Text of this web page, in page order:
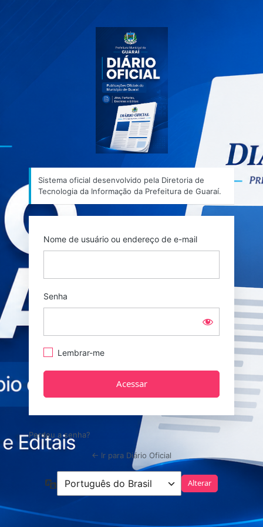
Sistema oficial desenvolvido pela Diretoria de
Tecnologia da Informação da Prefeitura de Guaraí.
Nome de usuário ou endereço de e-mail
Senha
Lembrar-me
Perdeu a senha?
← Ir para Diário Oficial
Idioma